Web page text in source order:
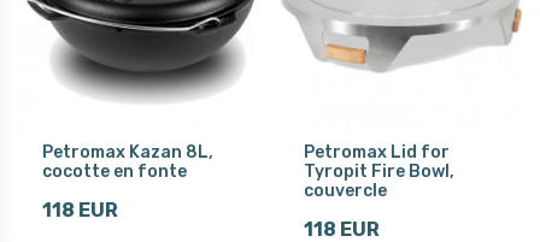
Petromax Kazan 8L,
cocotte en fonte
118 EUR
Petromax Lid for
Tyropit Fire Bowl,
couvercle
118 EUR